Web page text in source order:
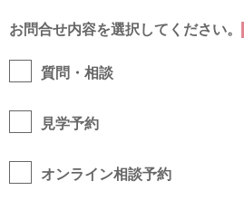
お問合せ内容を選択してください。
質問・相談
見学予約
オンライン相談予約